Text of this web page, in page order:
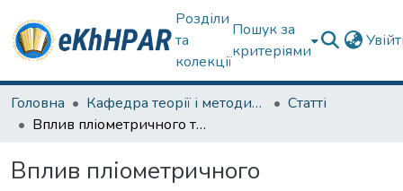
Розділи
та
колекції
Пошук за
критеріями
Головна Кафедра теорії і методики фізичного виховання
Статті
Вплив пліометричного тренування на удосконалення спеціальної фізичної підготовленості висококваліфікованих спринтерів з вадами зору на перед змагальному етапі
Вплив пліометричного